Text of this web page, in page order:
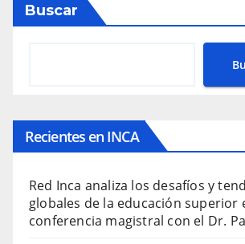
Buscar
Recientes en INCA
Red Inca analiza los desafíos y
globales de la educación superior
conferencia magistral con el Dr.